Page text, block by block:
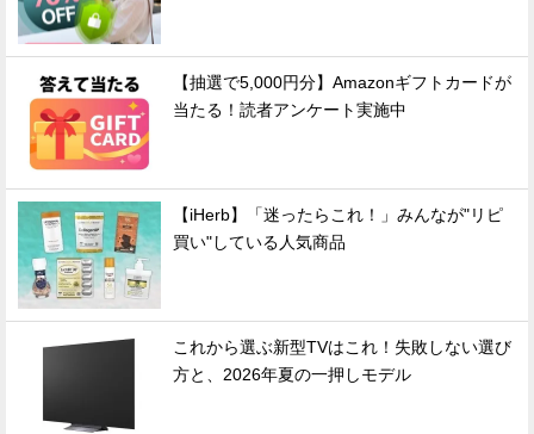
【抽選で5,000円分】Amazonギフトカードが
当たる！読者アンケート実施中
【iHerb】「迷ったらこれ！」みんなが"リピ
買い"している人気商品
これから選ぶ新型TVはこれ！失敗しない選び
方と、2026年夏の一押しモデル